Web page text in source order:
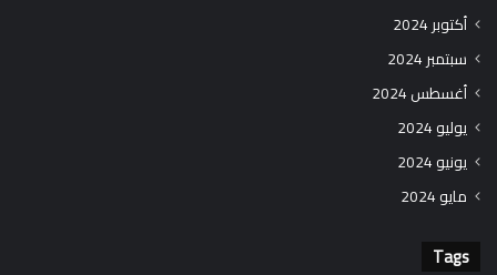
أكتوبر 2024
سبتمبر 2024
أغسطس 2024
يوليو 2024
يونيو 2024
مايو 2024
Tags